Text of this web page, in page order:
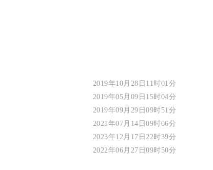
2019年10月28日11时01分
2019年05月09日15时04分
2019年09月29日09时51分
2021年07月14日09时06分
2023年12月17日22时39分
2022年06月27日09时50分